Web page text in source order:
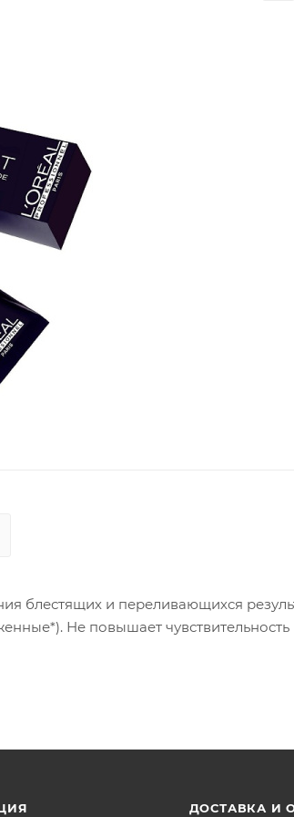
блестящих и переливающихся
Не повышает чувствительность
ДОСТАВКА И